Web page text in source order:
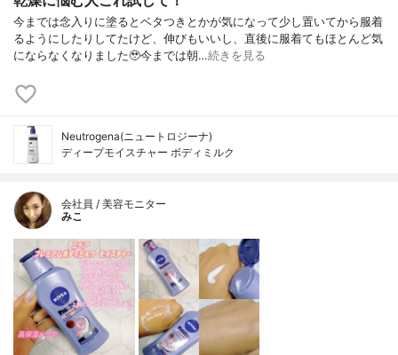
今までは念入りに塗るとベタつきとかが気になって少し置いてから服着
るようにしたりしてたけど、伸びもいいし、直後に服着てもほとんど気
にならなくなりました🥹今までは朝…続きを見る
Neutrogena(ニュートロジーナ)
ディープモイスチャー ボディミルク
会社員 / 美容モニター
みこ